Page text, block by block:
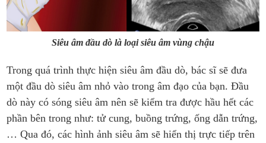
Siêu âm đầu dò là loại siêu âm vùng chậu
Trong quá trình thực hiện siêu âm đầu dò, bác sĩ sẽ đưa
một đầu dò siêu âm nhỏ vào trong âm đạo của bạn. Đầu
dò này có sóng siêu âm nên sẽ kiểm tra được hầu hết các
phần bên trong như: tử cung, buồng trứng, ống dẫn trứng,
… Qua đó, các hình ảnh siêu âm sẽ hiển thị trực tiếp trên